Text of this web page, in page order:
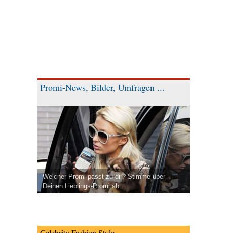
Promi-News, Bilder, Umfragen ...
Welcher Promi passt zu dir? Stimme über
Deinen Lieblings-Promi ab.